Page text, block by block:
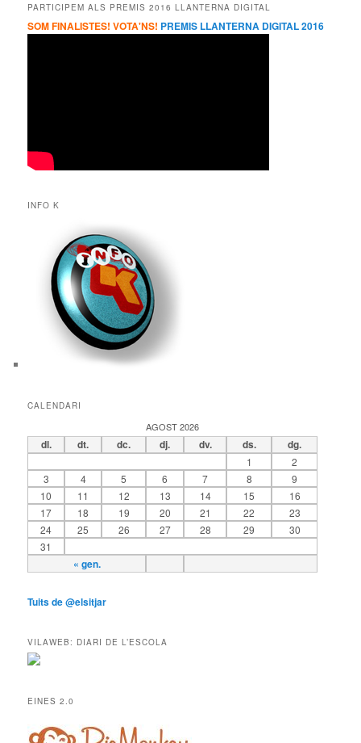
PARTICIPEM ALS PREMIS 2016 LLANTERNA DIGITAL
SOM FINALISTES! VOTA'NS! PREMIS LLANTERNA DIGITAL 2016
INFO K
CALENDARI
AGOST 2026
dl. dt. dc. dj. dv. ds. dg.
« gen.
1
2
3
4 5 6 7 8
9
10
11 12 13 14 15
16
17
18 19 20 21 22
23
24
25 26 27 28 29
30
31
Tuits de @elsitjar
VILAWEB: DIARI DE L’ESCOLA
EINES 2.0